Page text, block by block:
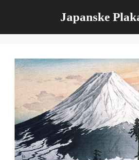
Japanske